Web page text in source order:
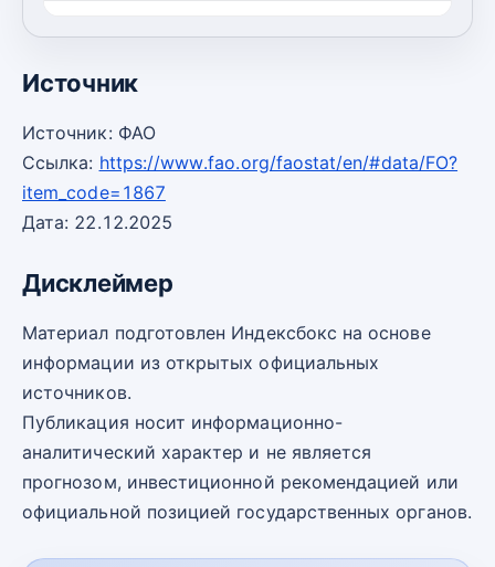
Источник
Источник: ФАО
Ссылка: https://www.fao.org/faostat/en/#data/FO?
item_code=1867
Дата: 22.12.2025
Дисклеймер
Материал подготовлен Индексбокс на основе
информации из открытых официальных
источников.
Публикация носит информационно-
аналитический характер и не является
прогнозом, инвестиционной рекомендацией или
официальной позицией государственных органов.